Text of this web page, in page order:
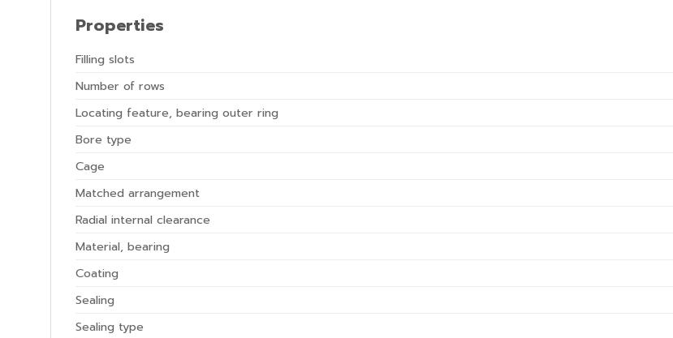
Properties
Filling slots
Number of rows
Locating feature, bearing outer ring
Bore type
Cage
Matched arrangement
Radial internal clearance
Material, bearing
Coating
Sealing
Sealing type